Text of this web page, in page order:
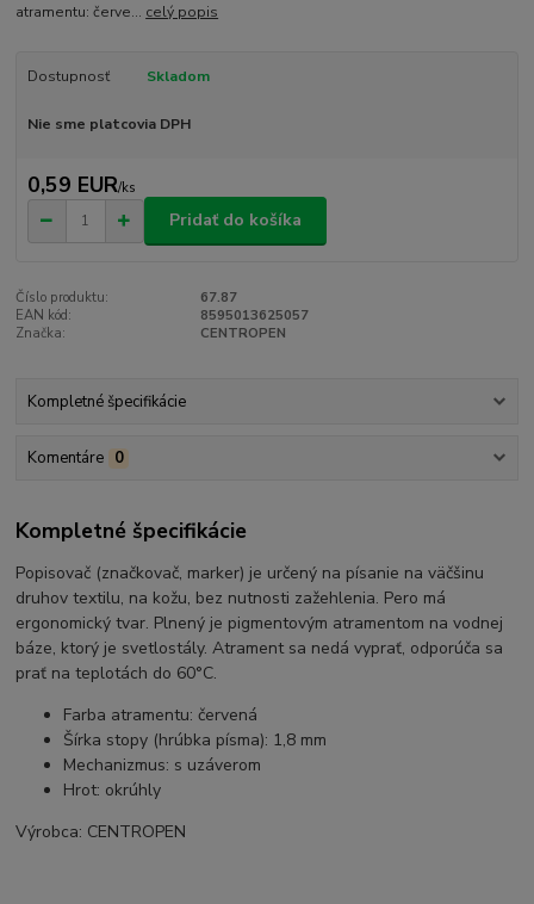
atramentu: červe... celý popis
Dostupnosť Skladom
Nie sme platcovia DPH
0,59 EUR/ks
Pridať do košíka
Číslo produktu:
67.87
EAN kód:
8595013625057
Značka:
CENTROPEN
Kompletné špecifikácie
Komentáre 0
Kompletné špecifikácie
Popisovač (značkovač, marker) je určený na písanie na väčšinu
druhov textilu, na kožu, bez nutnosti zažehlenia. Pero má
ergonomický tvar. Plnený je pigmentovým atramentom na vodnej
báze, ktorý je svetlostály. Atrament sa nedá vyprať, odporúča sa
prať na teplotách do 60°C.
Farba atramentu: červená
Šírka stopy (hrúbka písma): 1,8 mm
Mechanizmus: s uzáverom
Hrot: okrúhly
Výrobca: CENTROPEN